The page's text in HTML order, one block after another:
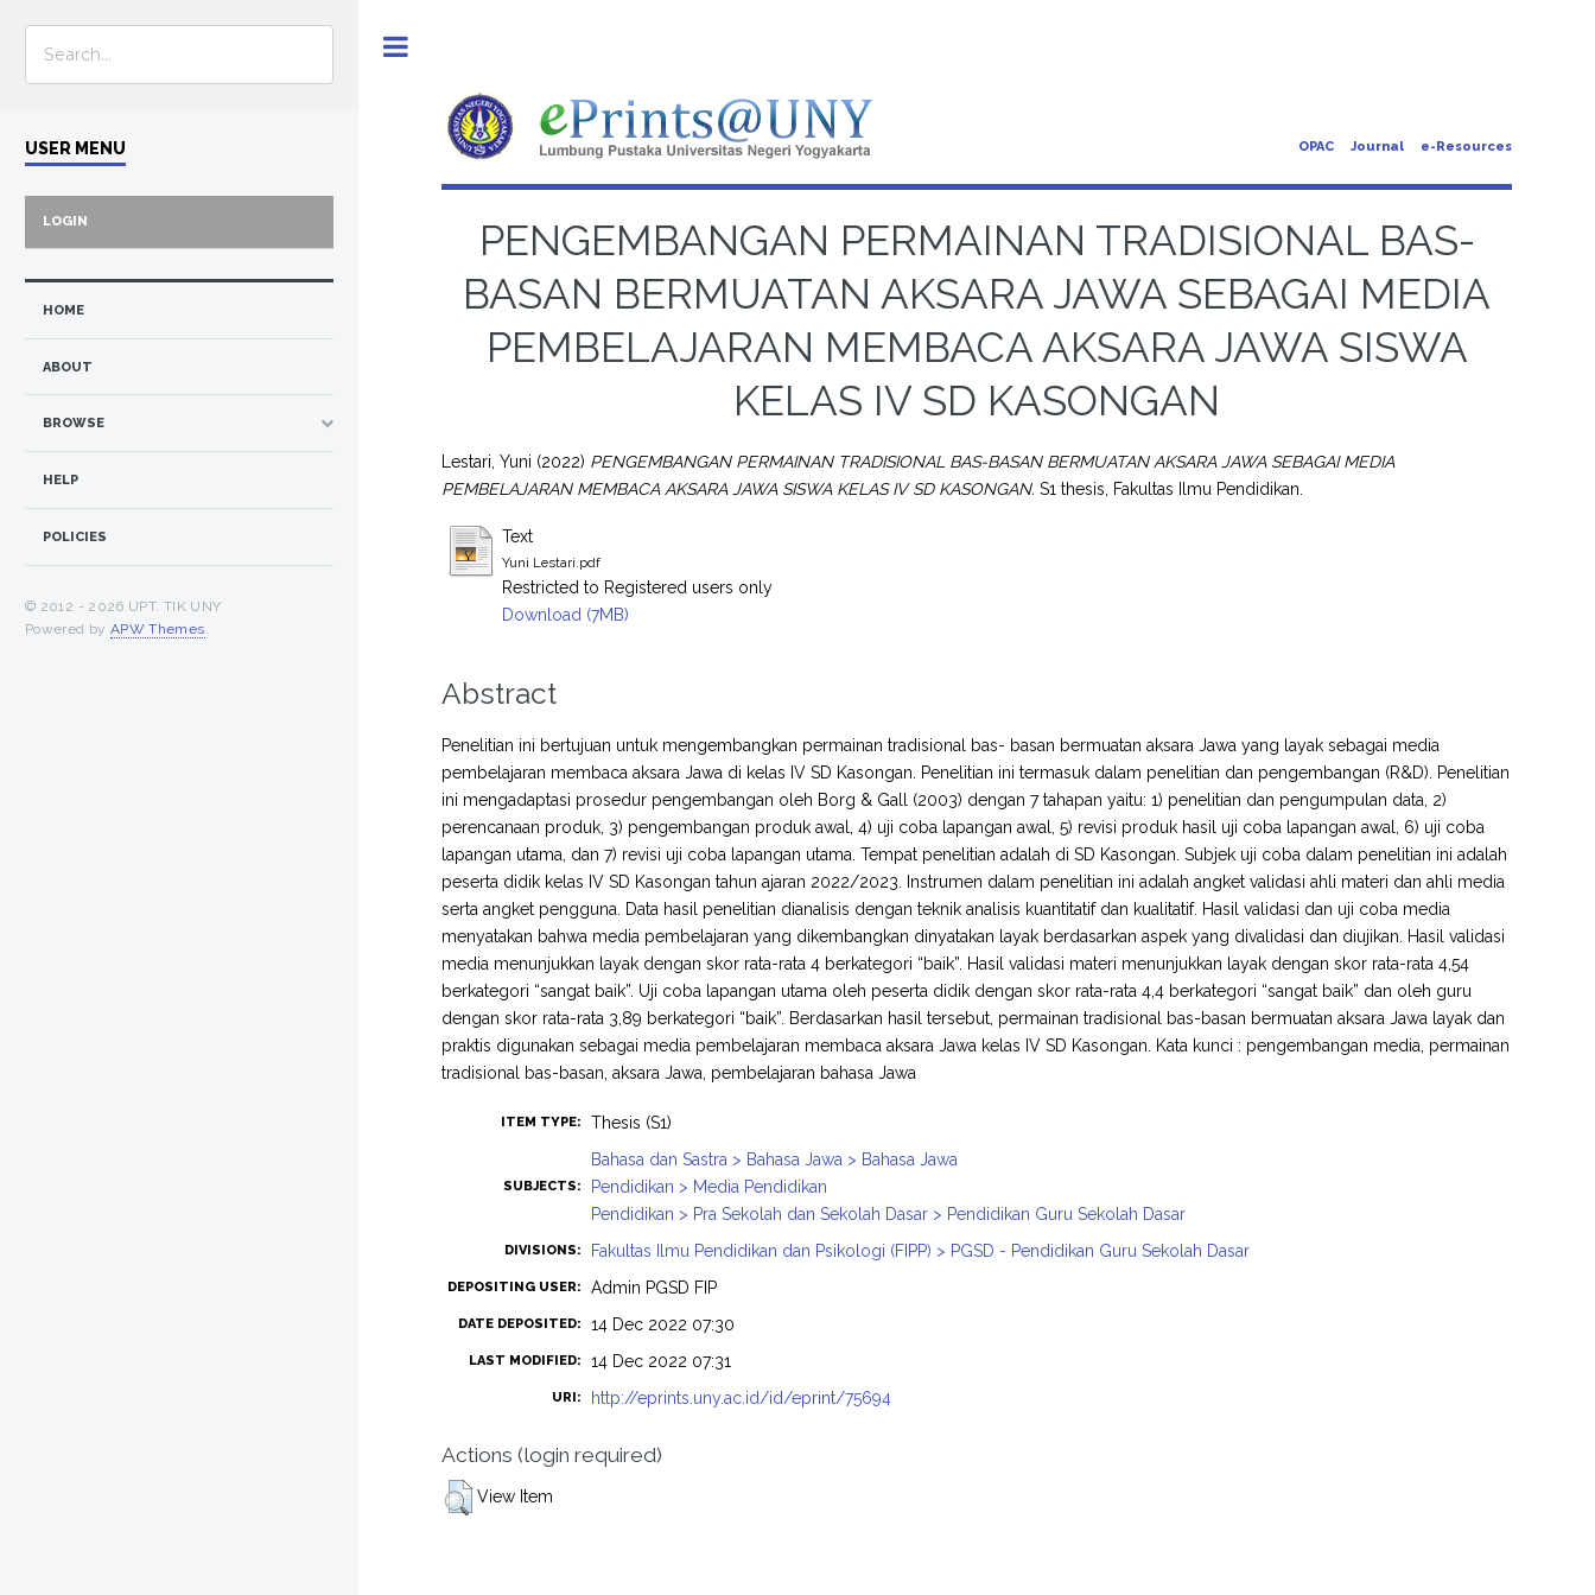
OPAC Journal e-Resources
PENGEMBANGAN PERMAINAN TRADISIONAL BAS-
BASAN BERMUATAN AKSARA JAWA SEBAGAI MEDIA
PEMBELAJARAN MEMBACA AKSARA JAWA SISWA
KELAS IV SD KASONGAN
Lestari, Yuni (2022) PENGEMBANGAN PERMAINAN TRADISIONAL BAS-BASAN BERMUATAN AKSARA JAWA SEBAGAI MEDIA
PEMBELAJARAN MEMBACA AKSARA JAWA SISWA KELAS IV SD KASONGAN. S1 thesis, Fakultas Ilmu Pendidikan.
Text
Yuni Lestari.pdf
Restricted to Registered users only
Download (7MB)
Abstract
Penelitian ini bertujuan untuk mengembangkan permainan tradisional bas- basan bermuatan aksara Jawa yang layak sebagai media
pembelajaran membaca aksara Jawa di kelas IV SD Kasongan. Penelitian ini termasuk dalam penelitian dan pengembangan (R&D). Penelitian
ini mengadaptasi prosedur pengembangan oleh Borg & Gall (2003) dengan 7 tahapan yaitu: 1) penelitian dan pengumpulan data, 2)
perencanaan produk, 3) pengembangan produk awal, 4) uji coba lapangan awal, 5) revisi produk hasil uji coba lapangan awal, 6) uji coba
lapangan utama, dan 7) revisi uji coba lapangan utama. Tempat penelitian adalah di SD Kasongan. Subjek uji coba dalam penelitian ini adalah
peserta didik kelas IV SD Kasongan tahun ajaran 2022/2023. Instrumen dalam penelitian ini adalah angket validasi ahli materi dan ahli media
serta angket pengguna. Data hasil penelitian dianalisis dengan teknik analisis kuantitatif dan kualitatif. Hasil validasi dan uji coba media
menyatakan bahwa media pembelajaran yang dikembangkan dinyatakan layak berdasarkan aspek yang divalidasi dan diujikan. Hasil validasi
media menunjukkan layak dengan skor rata-rata 4 berkategori “baik”. Hasil validasi materi menunjukkan layak dengan skor rata-rata 4,54
berkategori “sangat baik”. Uji coba lapangan utama oleh peserta didik dengan skor rata-rata 4,4 berkategori “sangat baik” dan oleh guru
dengan skor rata-rata 3,89 berkategori “baik”. Berdasarkan hasil tersebut, permainan tradisional bas-basan bermuatan aksara Jawa layak dan
praktis digunakan sebagai media pembelajaran membaca aksara Jawa kelas IV SD Kasongan. Kata kunci : pengembangan media, permainan
tradisional bas-basan, aksara Jawa, pembelajaran bahasa Jawa
ITEM TYPE: Thesis (S1)
SUBJECTS:
Bahasa dan Sastra > Bahasa Jawa > Bahasa Jawa
Pendidikan > Media Pendidikan
Pendidikan > Pra Sekolah dan Sekolah Dasar > Pendidikan Guru Sekolah Dasar
DIVISIONS: Fakultas Ilmu Pendidikan dan Psikologi (FIPP) > PGSD - Pendidikan Guru Sekolah Dasar
DEPOSITING USER: Admin PGSD FIP
DATE DEPOSITED: 14 Dec 2022 07:30
LAST MODIFIED: 14 Dec 2022 07:31
URI: http://eprints.uny.ac.id/id/eprint/75694
Actions (login required)
View Item
USER MENU
LOGIN
HOME
ABOUT
BROWSE
HELP
POLICIES
© 2012 - 2026 UPT. TIK UNY
Powered by APW Themes